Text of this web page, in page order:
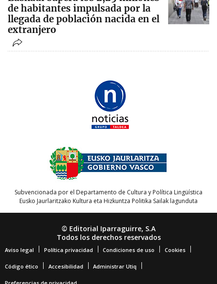
de habitantes impulsada por la
llegada de población nacida en el
extranjero
Subvencionada por el Departamento de Cultura y Política Lingüística
Eusko Jaurlaritzako Kultura eta Hizkuntza Politika Sailak lagunduta
© Editorial Iparraguirre, S.A
Todos los derechos reservados
Aviso legal Política privacidad Condiciones de uso Cookies
Código ético Accesibilidad Administrar Utiq